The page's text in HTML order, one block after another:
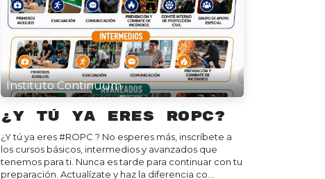
Instituto Continuum
¿Y tú ya eres ROPC?
¿Y tú ya eres #ROPC ? No esperes más, inscríbete a
los cursos básicos, intermedios y avanzados que
tenemos para ti. Nunca es tarde para continuar con tu
preparación. Actualízate y haz la diferencia co...